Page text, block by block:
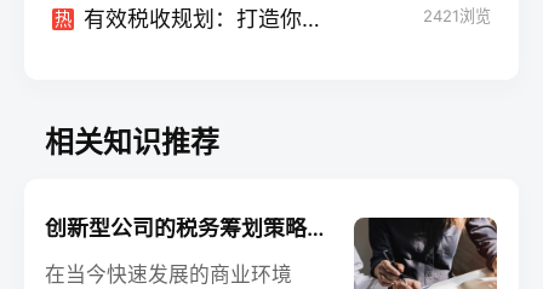
热 有效税收规划：打造你的企业财务战略 2421浏览
相关知识推荐
创新型公司的税务筹划策略：为创业者节省税费
在当今快速发展的商业环境